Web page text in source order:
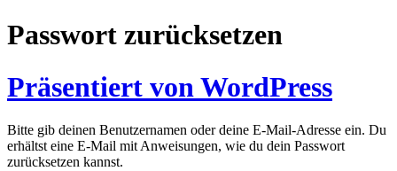
Passwort zurücksetzen
Präsentiert von WordPress
Bitte gib deinen Benutzernamen oder deine E-Mail-Adresse ein. Du
erhältst eine E-Mail mit Anweisungen, wie du dein Passwort
zurücksetzen kannst.